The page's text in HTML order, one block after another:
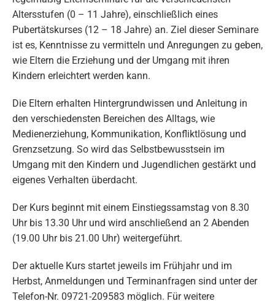
Altersstufen (0 – 11 Jahre), einschließlich eines
Pubertätskurses (12 – 18 Jahre) an. Ziel dieser Seminare
ist es, Kenntnisse zu vermitteln und Anregungen zu geben,
wie Eltern die Erziehung und der Umgang mit ihren
Kindern erleichtert werden kann.
Die Eltern erhalten Hintergrundwissen und Anleitung in
den verschiedensten Bereichen des Alltags, wie
Medienerziehung, Kommunikation, Konfliktlösung und
Grenzsetzung. So wird das Selbstbewusstsein im
Umgang mit den Kindern und Jugendlichen gestärkt und
eigenes Verhalten überdacht.
Der Kurs beginnt mit einem Einstiegssamstag von 8.30
Uhr bis 13.30 Uhr und wird anschließend an 2 Abenden
(19.00 Uhr bis 21.00 Uhr) weitergeführt.
Der aktuelle Kurs startet jeweils im Frühjahr und im
Herbst, Anmeldungen und Terminanfragen sind unter der
Telefon-Nr. 09721-209583 möglich. Für weitere